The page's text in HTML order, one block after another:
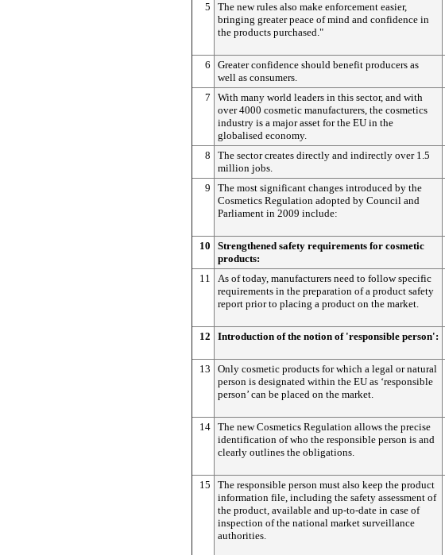
5
The new rules also make enforcement easier,
bringing greater peace of mind and confidence in
the products purchased."
6
Greater confidence should benefit producers as
well as consumers.
7
With many world leaders in this sector, and with
over 4000 cosmetic manufacturers, the cosmetics
industry is a major asset for the EU in the
globalised economy.
8
The sector creates directly and indirectly over 1.5
million jobs.
9
The most significant changes introduced by the
Cosmetics Regulation adopted by Council and
Parliament in 2009 include:
10
Strengthened safety requirements for cosmetic
products:
11
As of today, manufacturers need to follow specific
requirements in the preparation of a product safety
report prior to placing a product on the market.
12
Introduction of the notion of 'responsible person':
13
Only cosmetic products for which a legal or natural
person is designated within the EU as ‘responsible
person’ can be placed on the market.
14 The new Cosmetics Regulation allows the precise
identification of who the responsible person is and
clearly outlines the obligations.
15
The responsible person must also keep the product
information file, including the safety assessment of
the product, available and up-to-date in case of
inspection of the national market surveillance
authorities.